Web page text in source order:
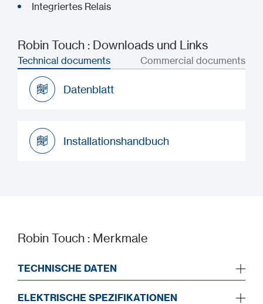
Integriertes Relais
Robin Touch : Downloads und Links
Technical documents Commercial documents
Datenblatt
Installationshandbuch
Robin Touch : Merkmale
TECHNISCHE DATEN
ELEKTRISCHE SPEZIFIKATIONEN